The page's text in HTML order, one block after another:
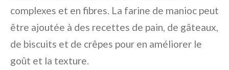
complexes et en fibres. La farine de manioc peut
être ajoutée à des recettes de pain, de gâteaux,
de biscuits et de crêpes pour en améliorer le
goût et la texture.